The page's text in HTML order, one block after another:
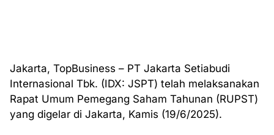
Jakarta, TopBusiness – PT Jakarta Setiabudi
Internasional Tbk. (IDX: JSPT) telah melaksanakan
Rapat Umum Pemegang Saham Tahunan (RUPST)
yang digelar di Jakarta, Kamis (19/6/2025).